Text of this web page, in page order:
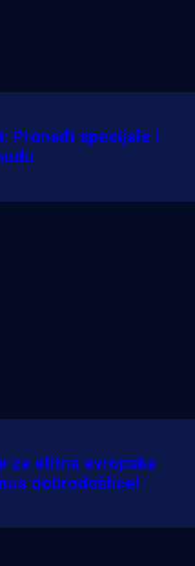
Pronađi specijale i
za elitna evropska
dobrodošlice!